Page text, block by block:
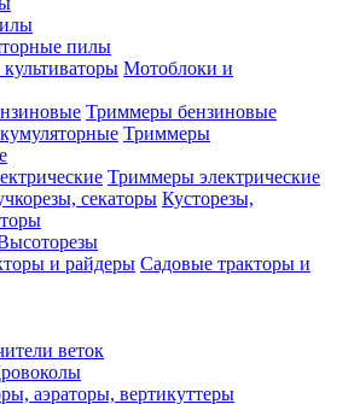
пилы
Мотоблоки и
Триммеры бензиновые
Триммеры
Триммеры электрические
Кусторезы,
Садовые тракторы и
веток